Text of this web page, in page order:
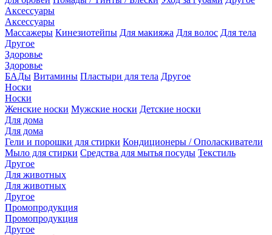
Аксессуары
Аксессуары
Массажеры Кинезиотейпы Для макияжа Для волос Для тела
Другое
Здоровье
Здоровье
БАДы Витамины Пластыри для тела Другое
Носки
Носки
Женские носки Мужские носки Детские носки
Для дома
Для дома
Гели и порошки для стирки Кондиционеры / Ополаскиватели
Мыло для стирки Средства для мытья посуды Текстиль
Другое
Для животных
Для животных
Другое
Промопродукция
Промопродукция
Другое